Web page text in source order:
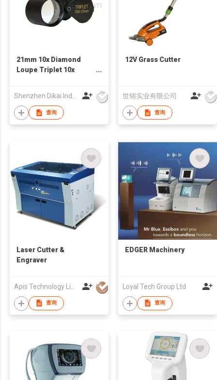
21mm 10x Diamond
Loupe Triplet 10x
Shenzhen Dikai Industrial Co Ltd
查询
12V Grass Cutter
世锦实业有限公司
查询
Laser Cutter &
Engraver
查询
EDGER Machinery
Loyal Tech Group Ltd
查询